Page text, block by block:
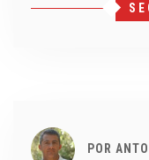
POR